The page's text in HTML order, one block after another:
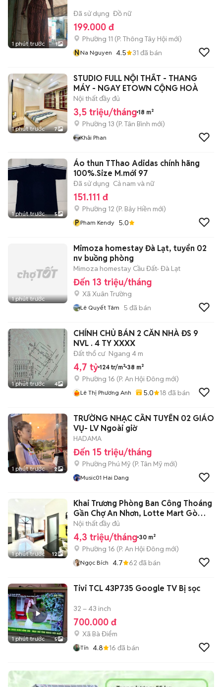
1 phút trước 1
Đã sử dụng Đồ nữ
199.000 đ
Phường 11 (P. Thông Tây Hội mới)
NNa Nguyen 4.5 31 đã bán
1 phút trước 7
STUDIO FULL NỘI THẤT - THANG
MÁY - NGAY ETOWN CỘNG HOÀ
Nội thất đầy đủ
3,5 triệu/tháng 18 m²
Phường 13 (P. Tân Bình mới)
Khải Phan
1 phút trước 5
Áo thun TThao Adidas chính hãng
100%.Size M.mới 97
Đã sử dụng Cả nam và nữ
151.111 đ
Phường 12 (P. Bảy Hiền mới)
P Pham Kendy 5.0
1 phút trước
Mimoza homestay Đà Lạt, tuyển 02
nv buồng phòng
Mimoza homestay Cầu Đất- Đà Lạt
Đến 13 triệu/tháng
Xã Xuân Trường
Lê Quyết Tâm 5 đã bán
1 phút trước 4
CHÍNH CHỦ BÁN 2 CĂN NHÀ ĐS 9
NVL . 4 TY XXXX
Đất thổ cư Ngang 4 m
4,7 tỷ 124 tr/m² 38 m²
Phường 16 (P. An Hội Đông mới)
Lê Thị Phương Anh 5.0 18 đã bán
1 phút trước 2
TRƯỜNG NHẠC CẦN TUYỂN 02 GIÁO
VỤ- LV Ngoài giờ
HADAMA
Đến 15 triệu/tháng
Phường Phú Mỹ (P. Tân Mỹ mới)
Music01 Hai Dang
1 phút trước 12
Khai Trương Phòng Ban Công Thoáng
Gần Chợ An Nhơn, Lotte Mart Gò
Vấp
Nội thất đầy đủ
4,3 triệu/tháng 30 m²
Phường 16 (P. An Hội Đông mới)
Ngọc Bích 4.7 62 đã bán
1 phút trước 5
Tivi TCL 43P735 Google TV Bị sọc
32 – 43 inch
700.000 đ
Xã Bà Điểm
Tín 4.8 16 đã bán